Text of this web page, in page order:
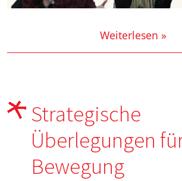
Weiterlesen »
Strategische
Überlegungen
Bewegung